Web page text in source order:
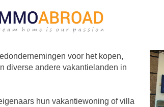
voor het kopen,
diverse andere vakantielanden in
hun vakantiewoning of villa